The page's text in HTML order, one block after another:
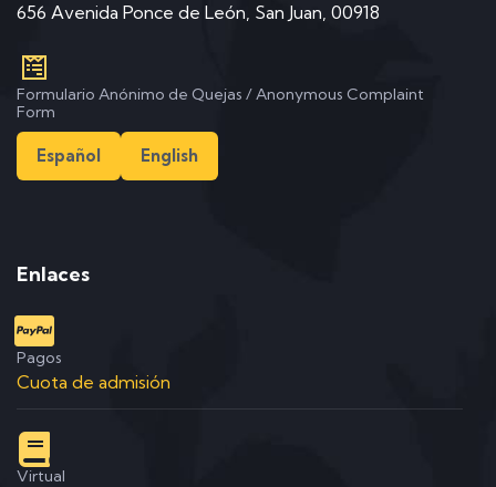
656 Avenida Ponce de León, San Juan, 00918
Formulario Anónimo de Quejas / Anonymous Complaint
Form
Español English
Enlaces
Pagos
Cuota de admisión
Virtual